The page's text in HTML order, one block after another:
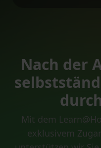
Nach der
Mit dem
exklusivem